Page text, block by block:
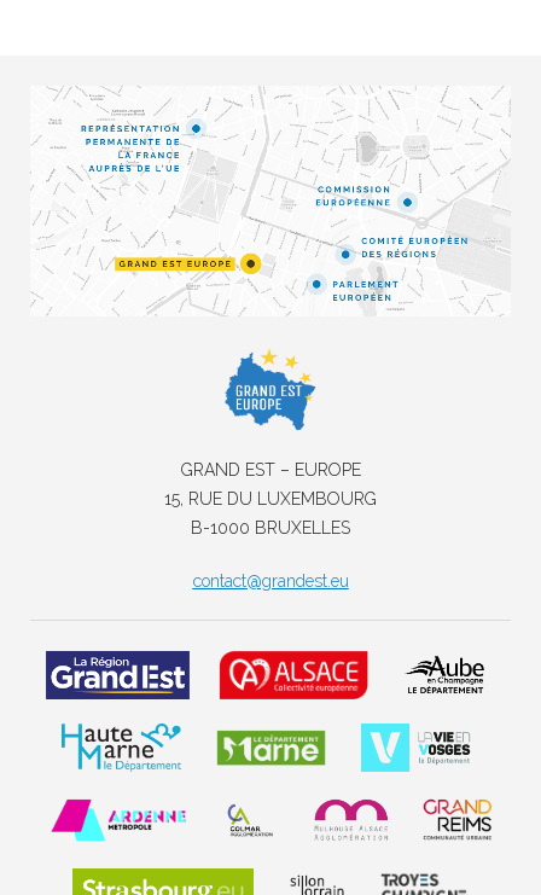
GRAND EST – EUROPE
15, RUE DU LUXEMBOURG
B-1000 BRUXELLES
contact@grandest.eu